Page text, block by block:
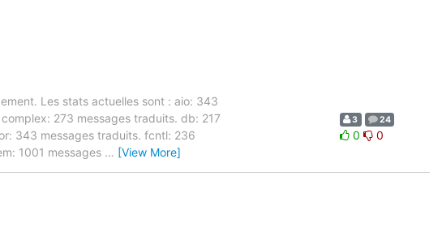
Les stats actuelles sont : aio: 343
273 messages traduits. db: 217
343 messages traduits. fcntl: 236
1001 messages … [View More]
3 24
0 0